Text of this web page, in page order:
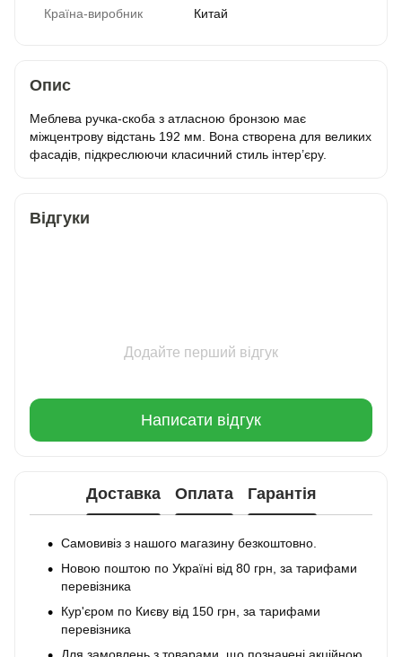
Країна-виробник Китай
Опис
Меблева ручка-скоба з атласною бронзою має
міжцентрову відстань 192 мм. Вона створена для великих
фасадів, підкреслюючи класичний стиль інтер’єру.
Відгуки
Додайте перший відгук
Написати відгук
Доставка Оплата Гарантія
Самовивіз з нашого магазину безкоштовно.
Новою поштою по Україні від 80 грн, за тарифами
перевізника
Кур'єром по Києву від 150 грн, за тарифами
перевізника